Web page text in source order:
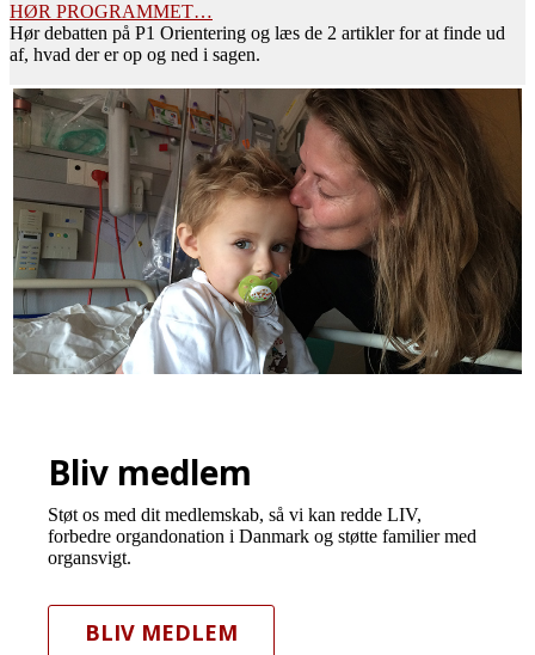
HØR PROGRAMMET…
Hør debatten på P1 Orientering og læs de 2 artikler for at finde ud
af, hvad der er op og ned i sagen.
Bliv medlem
Støt os med dit medlemskab, så vi kan redde LIV,
forbedre organdonation i Danmark og støtte familier med
organsvigt.
BLIV MEDLEM